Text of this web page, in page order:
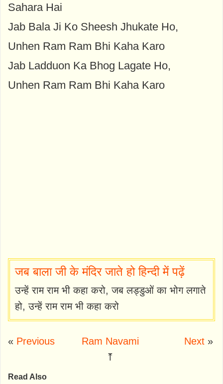
Sahara Hai
Jab Bala Ji Ko Sheesh Jhukate Ho,
Unhen Ram Ram Bhi Kaha Karo
Jab Ladduon Ka Bhog Lagate Ho,
Unhen Ram Ram Bhi Kaha Karo
जब बाला जी के मंदिर जाते हो हिन्दी में पढ़ें
उन्हें राम राम भी कहा करो, जब लड्डुओं का भोग लगाते
हो, उन्हें राम राम भी कहा करो
« Previous
Ram Navami
⤒
Next»
Read Also